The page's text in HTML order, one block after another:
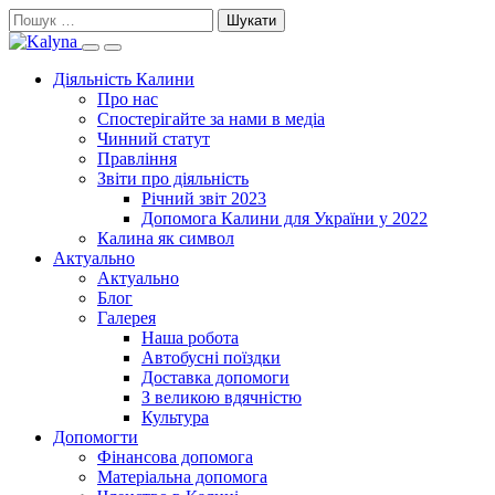
Skip
to
content
Пошук:
Search
this
site
Primary
Menu
Діяльність Калини
Про нас
Спостерігайте за нами в медіа
Чинний статут
Правління
Звіти про діяльність
Річний звіт 2023
Допомога Калини для України у 2022
Калина як символ
Актуально
Актуально
Блог
Галерея
Наша робота
Автобусні поїздки
Доставка допомоги
З великою вдячністю
Культура
Допомогти
Фінансова допомога
Матеріальна допомога